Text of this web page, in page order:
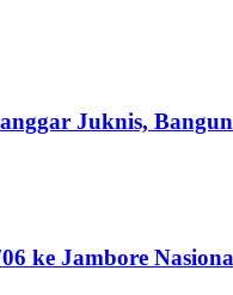
Juknis,
ke Jambore